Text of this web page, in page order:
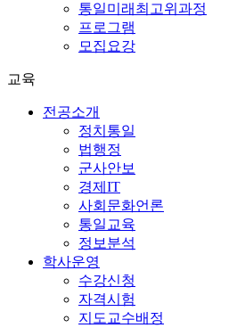
통일미래최고위과정
프로그램
모집요강
교육
전공소개
정치통일
법행정
군사안보
경제IT
사회문화언론
통일교육
정보분석
학사운영
수강신청
자격시험
지도교수배정